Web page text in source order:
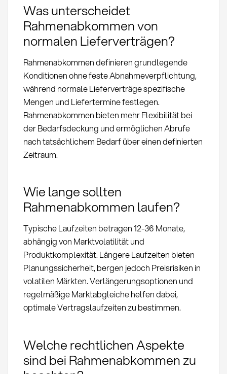
Was unterscheidet
Rahmenabkommen von
normalen Lieferverträgen?
Rahmenabkommen definieren grundlegende
Konditionen ohne feste Abnahmeverpflichtung,
während normale Lieferverträge spezifische
Mengen und Liefertermine festlegen.
Rahmenabkommen bieten mehr Flexibilität bei
der Bedarfsdeckung und ermöglichen Abrufe
nach tatsächlichem Bedarf über einen definierten
Zeitraum.
Wie lange sollten
Rahmenabkommen laufen?
Typische Laufzeiten betragen 12-36 Monate,
abhängig von Marktvolatilität und
Produktkomplexität. Längere Laufzeiten bieten
Planungssicherheit, bergen jedoch Preisrisiken in
volatilen Märkten. Verlängerungsoptionen und
regelmäßige Marktabgleiche helfen dabei,
optimale Vertragslaufzeiten zu bestimmen.
Welche rechtlichen Aspekte
sind bei Rahmenabkommen zu